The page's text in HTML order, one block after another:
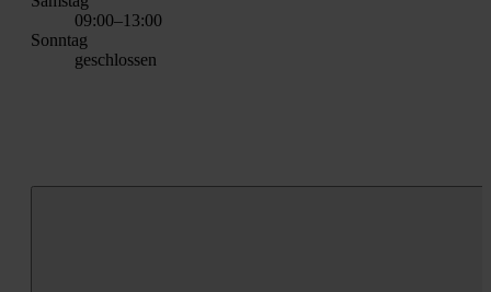
09:00–13:00
Sonn­tag
geschlos­sen